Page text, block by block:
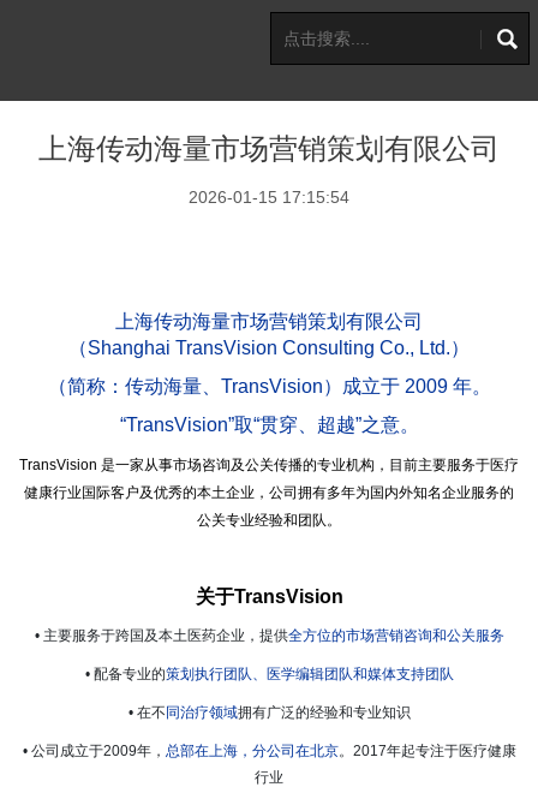
上海传动海量市场营销策划有限公司
2026-01-15 17:15:54
上海传动海量市场营销策划有限公司
（Shanghai TransVision Consulting Co., Ltd.）
（简称：传动海量、 TransVision）成立于 2009 年。
“TransVision”取“贯穿、超越”之意。
TransVision 是一家从事市场咨询及公关传播的专业机构，目前主要服务于医疗
健康行业国际客户及优秀的本土企业，公司拥有多年为国内外知名企业服务的
公关专业经验和团队。
关于TransVision
• 主要服务于跨国及本土医药企业，提供全方位的市场营销咨询和公关服务
• 配备专业的策划执行团队、医学编辑团队和媒体支持团队
• 在不 同治疗领域拥有广泛的经验和专业知识
• 公司成立于2009年， 总部在上海，分公司在北京。2017年起专注于医疗健康
行业